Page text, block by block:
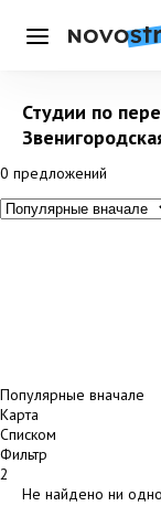
Меню
Студии по
0 предложений
Популярные вначале
Карта
Списком
Фильтр
2
Не найдено ни